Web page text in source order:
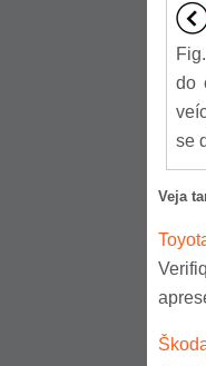
do
se
Veja